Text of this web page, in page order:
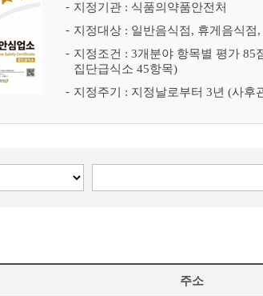
지정기관 : 식품의약품안전처
지정대상 : 일반음식점, 휴게음식
지정조건 : 3개분야 항목별 평가 85
집단급식소 45항목)
지정주기 : 지정날로부터 3년 (사후
주소